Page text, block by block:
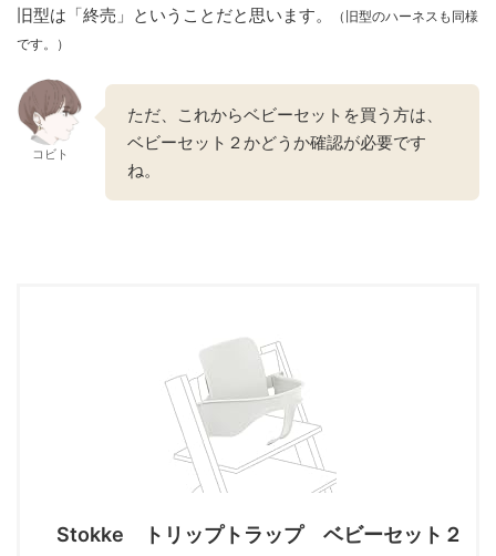
旧型は「終売」ということだと思います。
（旧型のハーネスも同様
です。 ）
コビト
ただ、これからベビーセットを買う方は、
ベビーセット２かどうか確認が必要です
ね。
Stokke トリップトラップ ベビーセット２